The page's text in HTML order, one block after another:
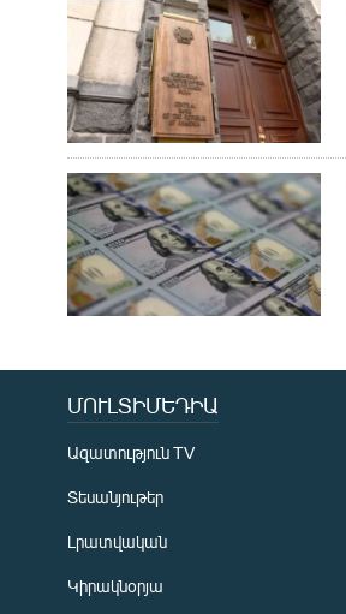
ՄՈՒԼՏԻՄԵԴԻԱ
Ազատություն TV
Տեսանյութեր
Լրատվական
Կիրակնօրյա